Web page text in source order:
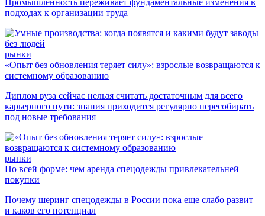
Промышленность переживает фундаментальные изменения в
подходах к организации труда
рынки
«Опыт без обновления теряет силу»: взрослые возвращаются к
системному образованию
Диплом вуза сейчас нельзя считать достаточным для всего
карьерного пути: знания приходится регулярно пересобирать
под новые требования
рынки
По всей форме: чем аренда спецодежды привлекательней
покупки
Почему шеринг спецодежды в России пока еще слабо развит
и каков его потенциал